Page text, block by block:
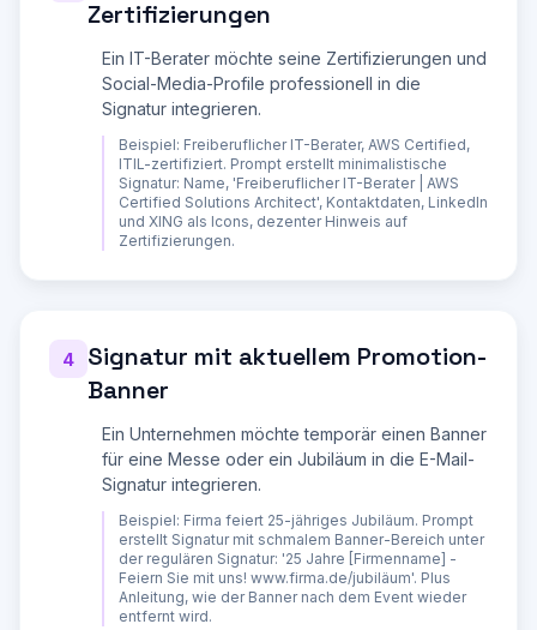
Einzelunternehmen:
- Vor- und Nachname
- Geschäftsanschrift
- Keine Handelsregister-Pflicht, aber
Steuernummer empfohlen
GbR:
- Namen aller Gesellschafter
- Geschäftsanschrift
- Vertretungsberechtigung
**SIGNATUR-DESIGN (HTML-FORMAT):**
Design-Prinzipien:
- Tabellen-Layout verwenden (div-Layout wird in
vielen E-Mail-Clients nicht korrekt
- Inline-CSS (keine externen Stylesheets)
- Websichere Schriften (Arial, Helvetica,
Georgia, Times New Roman)
- Maximalbreite 600px
Unternehmensinformationen
- Farben sparsam einsetzen (maximal 2-3 Farben)
- Schriftgroesse: Name 14-16px, restliche
Angaben 11-13px
- Social-Media-Icons als verlinkte Bilder oder
Unicode-Zeichen
Zertifizierungen
Ein IT-Berater möchte seine Zertifizierungen und
Social-Media-Profile professionell in die
Signatur integrieren.
Beispiel: Freiberuflicher IT-Berater, AWS Certified,
ITIL-zertifiziert. Prompt erstellt minimalistische
Signatur: Name, 'Freiberuflicher IT-Berater | AWS
Certified Solutions Architect', Kontaktdaten, LinkedIn
und XING als Icons, dezenter Hinweis auf
Zertifizierungen.
4
Signatur mit aktuellem Promotion-
Banner
Ein Unternehmen möchte temporär einen Banner
für eine Messe oder ein Jubiläum in die E-Mail-
Signatur integrieren.
Beispiel: Firma feiert 25-jähriges Jubiläum. Prompt
erstellt Signatur mit schmalem Banner-Bereich unter
der regulären Signatur: '25 Jahre [Firmenname] -
Feiern Sie mit uns! www.firma.de/jubiläum'. Plus
Anleitung, wie der Banner nach dem Event wieder
entfernt wird.